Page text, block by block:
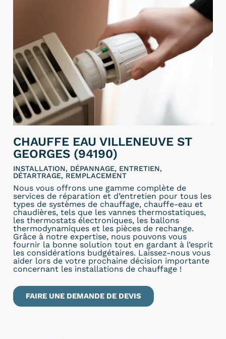
CHAUFFE EAU VILLENEUVE ST
GEORGES (94190)
INSTALLATION, DÉPANNAGE, ENTRETIEN,
DÉTARTRAGE, REMPLACEMENT
Nous vous offrons une gamme complète de
services de réparation et d’entretien pour tous les
types de systèmes de chauffage, chauffe-eau et
chaudières, tels que les vannes thermostatiques,
les thermostats électroniques, les ballons
thermodynamiques et les pièces de rechange.
Grâce à notre expertise, nous pouvons vous
fournir la bonne solution tout en gardant à l’esprit
les considérations budgétaires. Laissez-nous vous
aider lors de votre prochaine décision importante
concernant les installations de chauffage !
FAIRE UNE DEMANDE DE DEVIS